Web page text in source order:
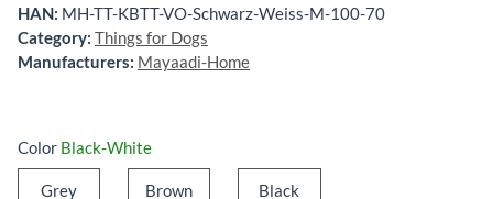
HAN: MH-TT-KBTT-VO-Schwarz-Weiss-M-100-70
Category: Things for Dogs
Manufacturers: Mayaadi-Home
Color Black-White
GreyGrey BrownBrown Black